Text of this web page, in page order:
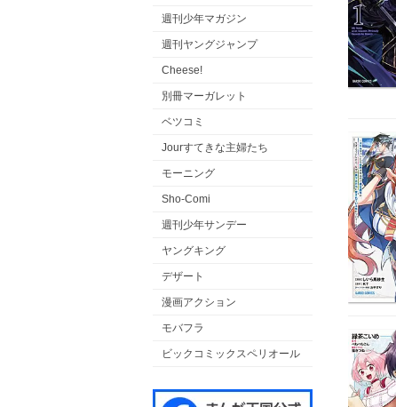
週刊少年マガジン
週刊ヤングジャンプ
Cheese!
別冊マーガレット
ベツコミ
Jourすてきな主婦たち
モーニング
Sho-Comi
週刊少年サンデー
ヤングキング
デザート
漫画アクション
モバフラ
ビックコミックスペリオール